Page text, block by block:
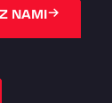
NAMI